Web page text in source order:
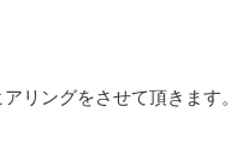
リングをさせて頂きます。